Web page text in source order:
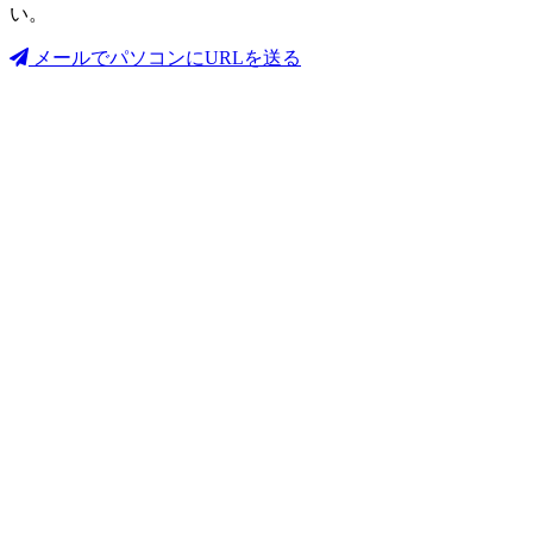
い。
メールでパソコンにURLを送る